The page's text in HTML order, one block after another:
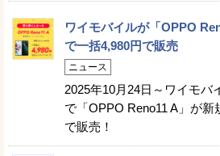
ワイモバイルが「OPPO
で一括4,980円で販売
ニュース
2025年10月24日～ワイモバ
で「OPPO Reno11 A」が新
で販売！